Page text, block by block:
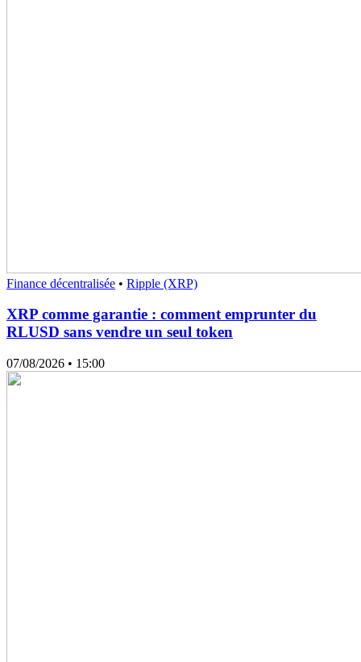
Finance décentralisée • Ripple (XRP)
XRP comme garantie : comment emprunter du
RLUSD sans vendre un seul token
07/08/2026 • 15:00